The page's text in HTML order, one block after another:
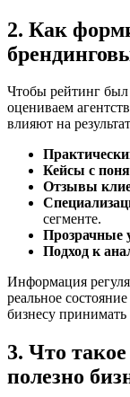
2. Как
Чтобы рейтинг был
оцениваем
влияют на
Кейсы с
Отзывы
сегменте.
Прозрачные
Подход к
Информация
реальное
бизнесу
3. Что
полезно